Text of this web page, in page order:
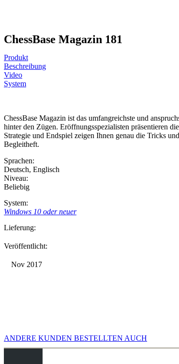
ChessBase Magazin 181
Produkt
Beschreibung
Video
System
ChessBase Magazin ist das umfangreichste und
hinter den Zügen. Eröffnungsspezialisten präsentieren
Strategie und Endspiel zeigen Ihnen genau die Tricks
Begleitheft.
Sprachen:
Deutsch, Englisch
Niveau:
Beliebig
System:
Windows 10 oder neuer
Lieferung:
Veröffentlicht:
Nov 2017
ANDERE KUNDEN BESTELLTEN AUCH